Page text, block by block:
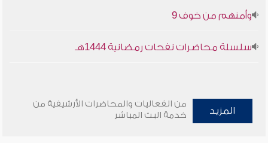
وأمنهم من خوف 9
سلسلة محاضرات نفحات رمضانية 1444هـ
المزيد
من الفعاليات والمحاضرات الأرشيفية من
خدمة البث المباشر